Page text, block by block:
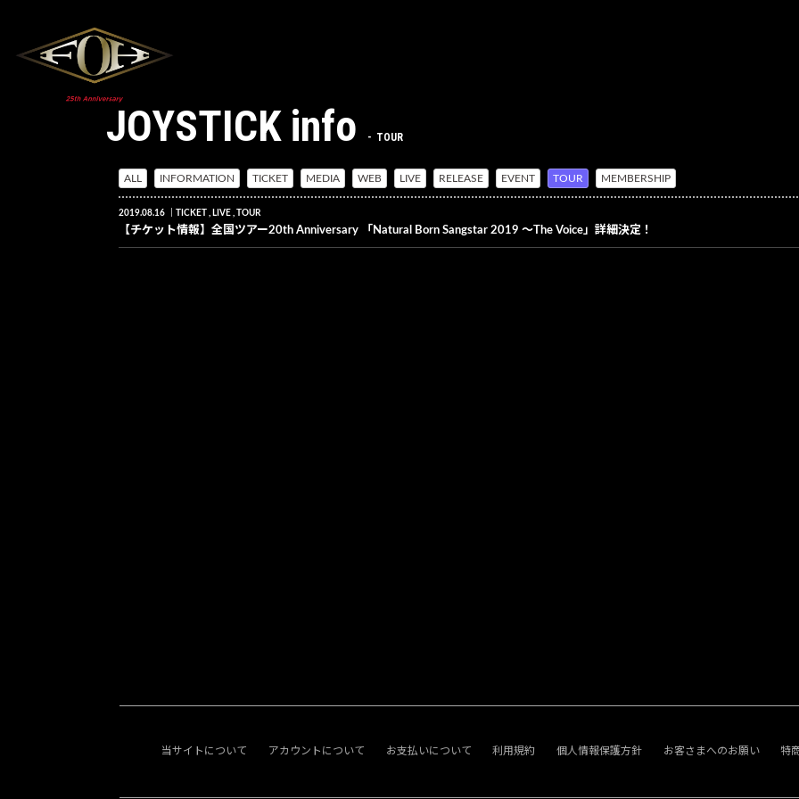
JOYSTICK info TOUR
ALL INFORMATION TICKET MEDIA WEB LIVE RELEASE EVENT TOUR MEMBERSHIP
2019.08.16 TICKET LIVE TOUR
【チケット情報】全国ツアー20th Anniversary 「Natural Born Sangstar 2019 ～The Voice」詳細決定！
当サイトについて アカウントについて お支払いについて 利用規約 個人情報保護方針 お客さまへのお願い 特